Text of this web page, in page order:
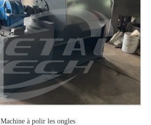
Machine à polir les ongles